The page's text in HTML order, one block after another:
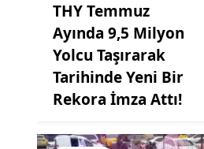
THY Temmuz
Ayında 9,5 Milyon
Yolcu Taşırarak
Tarihinde Yeni Bir
Rekora İmza Attı!